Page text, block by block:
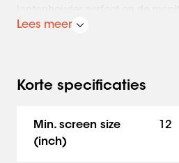
Essential- of MOMO-serie. Zo
Compact, krachtig en slim
Lees meer
Korte specificaties
Min. screen size
(inch)
12